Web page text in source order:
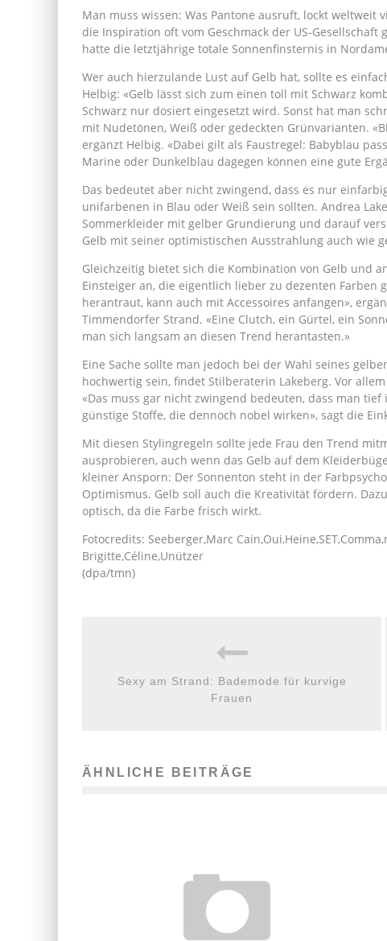
Man muss wissen: Was Pantone ausruft, lockt weltweit
die Inspiration oft vom Geschmack der US-
hatte die letztjährige totale Sonnenfinsternis in
Wer auch hierzulande Lust auf Gelb hat, sollte es
Helbig: «Gelb lässt sich zum einen toll mit Schwarz
Schwarz nur dosiert eingesetzt wird. Sonst hat man
mit Nudetönen, Weiß oder gedeckten Grünvarianten.
ergänzt Helbig. «Dabei gilt als Faustregel: Babyblau
Marine oder Dunkelblau dagegen können eine gute
Das bedeutet aber nicht zwingend, dass es nur
unifarbenen in Blau oder Weiß sein sollten. Andrea
Sommerkleider mit gelber Grundierung und darauf
Gelb mit seiner optimistischen Ausstrahlung auch wie
Gleichzeitig bietet sich die Kombination von Gelb und
Einsteiger an, die eigentlich lieber zu dezenten Farben
herantraut, kann auch mit Accessoires anfangen»,
Timmendorfer Strand. «Eine Clutch, ein Gürtel, ein
man sich langsam an diesen Trend herantasten.»
Eine Sache sollte man jedoch bei der Wahl seines
hochwertig sein, findet Stilberaterin Lakeberg. Vor
«Das muss gar nicht zwingend bedeuten, dass man
günstige Stoffe, die dennoch nobel wirken», sagt die
Mit diesen Stylingregeln sollte jede Frau den Trend
ausprobieren, auch wenn das Gelb auf dem
kleiner Ansporn: Der Sonnenton steht in der
Optimismus. Gelb soll auch die Kreativität fördern.
optisch, da die Farbe frisch wirkt.
Fotocredits: Seeberger,Marc
Brigitte,Céline,Unützer
(dpa/tmn)
Sexy am Strand: Bademode für kurvige
Frauen
ÄHNLICHE BEITRÄGE